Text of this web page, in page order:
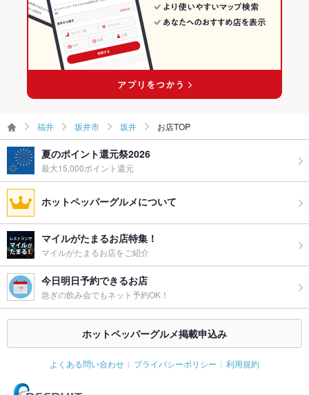
－
春江駅 × 焼き鳥・鶏料理
福井 坂井市 坂井 お店TOP
夏のポイント還元祭2026
最大15,000ポイント還元
ホットペッパーグルメについて
マイルがたまるお店特集！
マイルがたまるお店をご紹介
今日明日予約できるお店
急ぎの飲み会でもネット予約OK！
ホットペッパーグルメ掲載申込み
よくある問い合わせ プライバシーポリシー 利用規約